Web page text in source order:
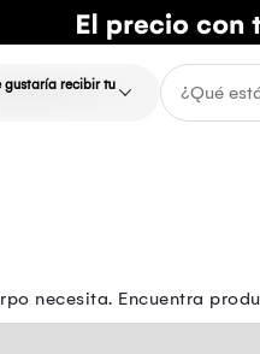
gustaría recibir tu
necesita. Encuentra